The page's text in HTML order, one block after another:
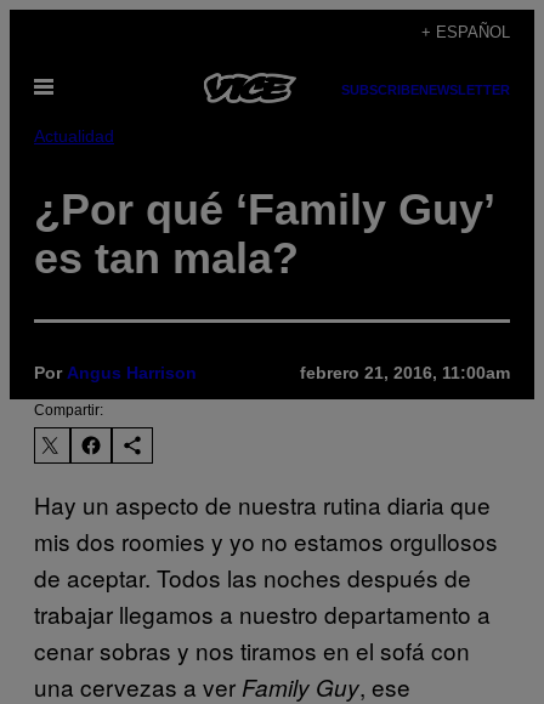
contenido
+ ESPAÑOL
Abrir
SUBSCRIBENEWSLETTER
Actualidad
¿Por qué ‘Family Guy’
es tan mala?
Por Angus Harrison febrero 21, 2016, 11:00am
Compartir:
Hay un aspecto de nuestra rutina diaria que
mis dos roomies y yo no estamos orgullosos
de aceptar. Todos las noches después de
trabajar llegamos a nuestro departamento a
cenar sobras y nos tiramos en el sofá con
una cervezas a ver Family Guy, ese